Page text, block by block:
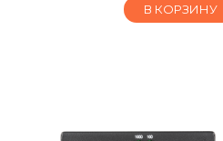
В КОРЗИНУ